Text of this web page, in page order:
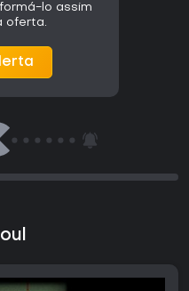
lo assim
oferta.